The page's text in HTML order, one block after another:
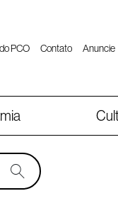
PCO Contato Anuncie